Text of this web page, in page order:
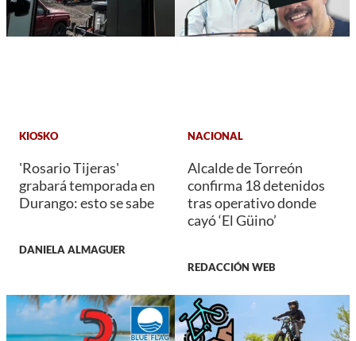
KIOSKO
'Rosario Tijeras'
grabará temporada en
Durango: esto se sabe
DANIELA ALMAGUER
NACIONAL
Alcalde de Torreón
confirma 18 detenidos
tras operativo donde
cayó ‘El Güino’
REDACCIÓN WEB